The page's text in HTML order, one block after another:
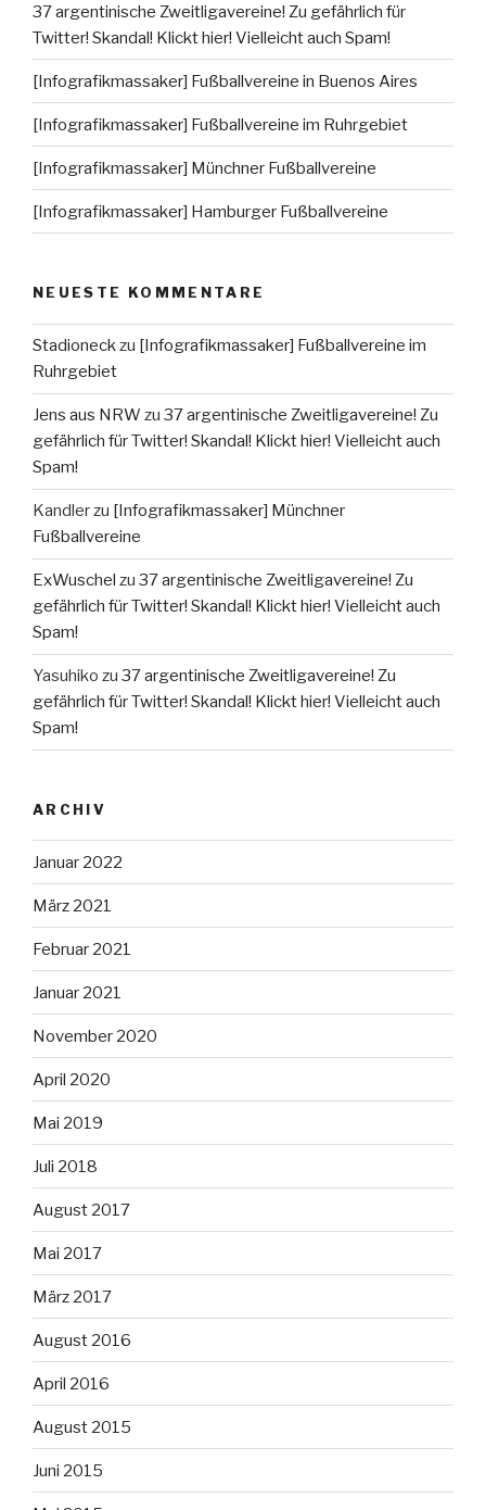
37 argentinische Zweitligavereine! Zu gefährlich für
Twitter! Skandal! Klickt hier! Vielleicht auch Spam!
[Infografikmassaker] Fußballvereine in Buenos Aires
[Infografikmassaker] Fußballvereine im Ruhrgebiet
[Infografikmassaker] Münchner Fußballvereine
[Infografikmassaker] Hamburger Fußballvereine
NEUESTE KOMMENTARE
Stadioneckzu [Infografikmassaker] Fußballvereine im
Ruhrgebiet
Jens aus NRW zu 37 argentinische Zweitligavereine! Zu
gefährlich für Twitter! Skandal! Klickt hier! Vielleicht auch
Spam!
Kandlerzu [Infografikmassaker] Münchner
Fußballvereine
ExWuschel zu 37 argentinische Zweitligavereine! Zu
gefährlich für Twitter! Skandal! Klickt hier! Vielleicht auch
Spam!
Yasuhiko zu 37 argentinische Zweitligavereine! Zu
gefährlich für Twitter! Skandal! Klickt hier! Vielleicht auch
Spam!
ARCHIV
Januar 2022
März 2021
Februar 2021
Januar 2021
November 2020
April 2020
Mai 2019
Juli 2018
August 2017
Mai 2017
März 2017
August 2016
April 2016
August 2015
Juni 2015